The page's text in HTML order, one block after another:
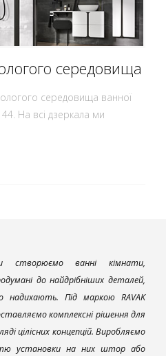
середовища
середовища ванної
44. На всі дзеркала ми
створюємо ванні кімнати,
до найдрібніших деталей,
надихають. Під маркою RAVAK
комплексні рішення для
цілісних концепцій. Виробляємо
установки на них штор або